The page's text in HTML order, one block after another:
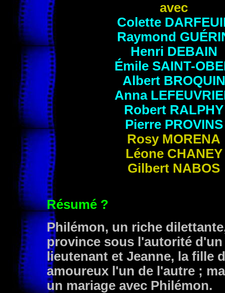
avec
Colette
Raymond
Henri DEBAIN
Émile SAINT-
Albert BROQUIN
Anna
Robert RALPHY
Pierre PROVINS
Rosy MORENA
Léone CHANEY
Gilbert NABOS
Résumé ?
Philémon, un riche
province sous l'autorité
lieutenant et Jeanne, la fille
amoureux l'un de l'autre ;
un mariage avec Philémon.